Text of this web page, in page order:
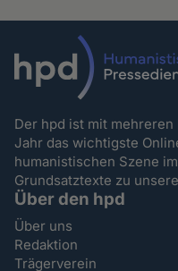
Der hpd ist mit
Jahr das wichtigste
humanistischen Szene
Grundsatztexte zu
Über den hpd
Über uns
Redaktion
Trägerverein